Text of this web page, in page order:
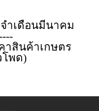
ำเดือนมีนาคม
าสินค้าเกษตร
พด)